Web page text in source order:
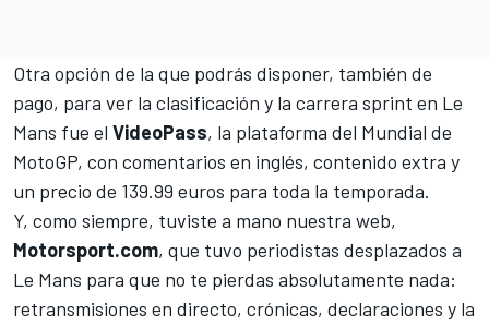
Otra opción de la que podrás disponer, también de
pago, para ver la clasificación y la carrera sprint en Le
Mans fue el VideoPass, la plataforma del Mundial de
MotoGP, con comentarios en inglés, contenido extra y
un precio de 139.99 euros para toda la temporada.
Y, como siempre, tuviste a mano nuestra web,
Motorsport.com, que tuvo periodistas desplazados a
Le Mans para que no te pierdas absolutamente nada:
retransmisiones en directo, crónicas, declaraciones y la